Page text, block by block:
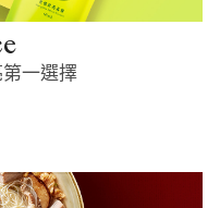
一選擇